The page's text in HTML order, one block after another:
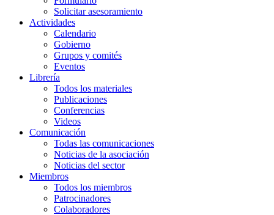
Solicitar asesoramiento
Actividades
Calendario
Gobierno
Grupos y comités
Eventos
Librería
Todos los materiales
Publicaciones
Conferencias
Videos
Comunicación
Todas las comunicaciones
Noticias de la asociación
Noticias del sector
Miembros
Todos los miembros
Patrocinadores
Colaboradores